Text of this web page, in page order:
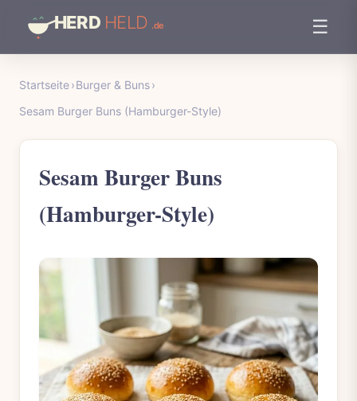
☰
Startseite›Burger & Buns›
Sesam Burger Buns (Hamburger-Style)
Sesam Burger Buns
(Hamburger-Style)